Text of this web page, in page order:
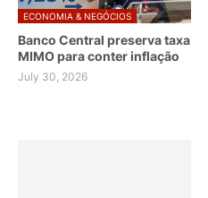
ECONOMIA & NEGÓCIOS
Banco Central preserva taxa
MIMO para conter inflação
July 30, 2026